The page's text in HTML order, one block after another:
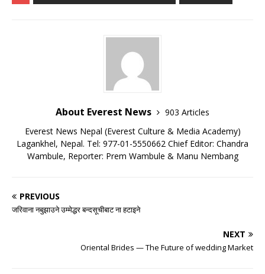
About Everest News
903 Articles
Everest News Nepal (Everest Culture & Media Academy)
Lagankhel, Nepal. Tel: 977-01-5550662 Chief Editor: Chandra
Wambule, Reporter: Prem Wambule & Manu Nembang
PREVIOUS
जरिवाना नबुझाउने उम्मेद्धर बन्दसूचीबाट ना हटाइने
NEXT
Oriental Brides — The Future of wedding Market